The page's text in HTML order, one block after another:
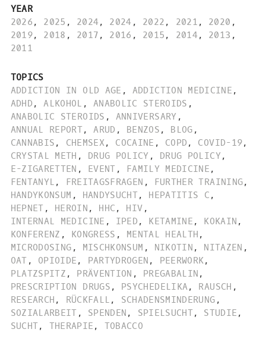
YEAR
2026 , 2025 , 2024, 2024 , 2022 , 2021 , 2020 ,
2019, 2018 , 2017 , 2016 , 2015 , 2014, 2013 ,
2011
TOPICS
ADDICTION IN OLD AGE , ADDICTION MEDICINE ,
ADHD , ALKOHOL , ANABOLIC STEROIDS ,
ANABOLIC STEROIDS , ANNIVERSARY ,
ANNUAL REPORT, ARUD , BENZOS , BLOG ,
CANNABIS , CHEMSEX , COCAINE , COPD , COVID-19,
CRYSTAL METH , DRUG POLICY , DRUG POLICY,
E-ZIGARETTEN , EVENT , FAMILY MEDICINE ,
FENTANYL , FREITAGSFRAGEN , FURTHER TRAINING,
HANDYKONSUM , HANDYSUCHT, HEPATITIS C ,
HEPNET , HEROIN , HHC , HIV ,
INTERNAL MEDICINE , IPED , KETAMINE , KOKAIN ,
KONFERENZ , KONGRESS , MENTAL HEALTH ,
MICRODOSING , MISCHKONSUM , NIKOTIN , NITAZEN ,
OAT , OPIOIDE , PARTYDROGEN , PEERWORK,
PLATZSPITZ , PRÄVENTION , PREGABALIN ,
PRESCRIPTION DRUGS , PSYCHEDELIKA, RAUSCH ,
RESEARCH , RÜCKFALL , SCHADENSMINDERUNG ,
SOZIALARBEIT , SPENDEN , SPIELSUCHT, STUDIE ,
SUCHT, THERAPIE , TOBACCO